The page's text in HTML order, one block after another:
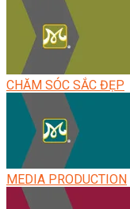
CHĂM SÓC SẮC ĐẸP
MEDIA PRODUCTION